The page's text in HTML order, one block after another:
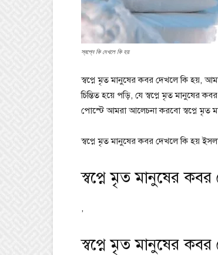
স্বপ্নে কি দেখলে কি হয়
স্বপ্নে মৃত মানুষের কবর দেখলে কি হয়,
চিন্তিত হয়ে পড়ি, যে স্বপ্নে মৃত মানুষের
পোস্টে আমরা আলেচনা করবো স্বপ্নে মৃত
স্বপ্নে মৃত মানুষের কবর দেখলে কি হয়
স্বপ্নে মৃত মানুষের
,
স্বপ্নে মৃত মানুষের